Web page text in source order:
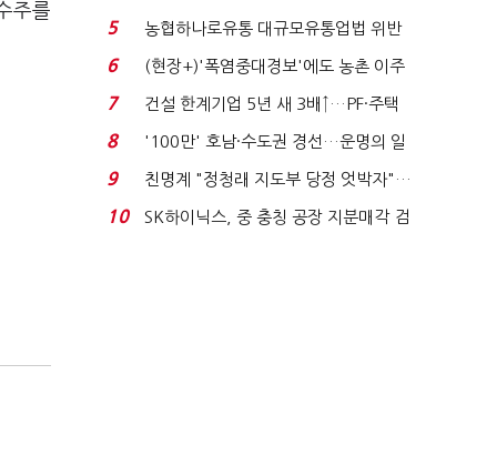
주를
려주는데 우리는 ...
5
농협하나로유통 대규모유통업법 위반
적발…공정위, 과...
6
(현장+)'폭염중대경보'에도 농촌 이주
노동자는 강행군…'야...
7
건설 한계기업 5년 새 3배↑…PF·주택
침체에 재무 ...
8
'100만' 호남·수도권 경선…운명의 일
주일
9
친명계 "정청래 지도부 당정 엇박자"…
친청계 "신천지 오...
10
SK하이닉스, 중 충칭 공장 지분매각 검